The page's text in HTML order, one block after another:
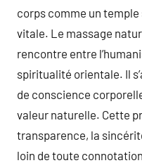
corps comme un temple
vitale. Le massage
rencontre entre
spiritualité orientale. Il
de conscience
valeur naturelle. Cette
transparence, la
loin de toute